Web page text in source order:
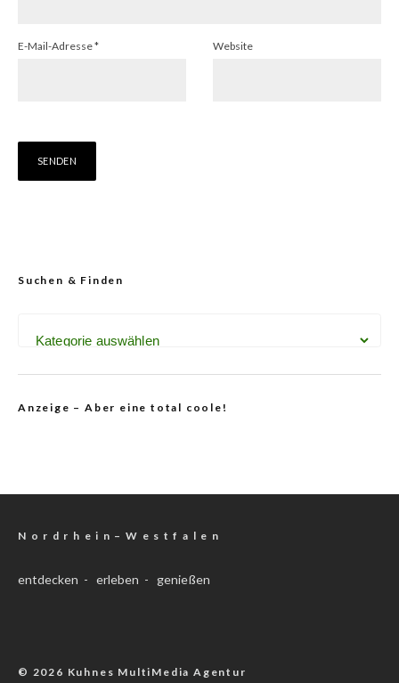
E-Mail-Adresse* Website
Suchen & Finden
Anzeige – Aber eine total coole!
N o r d r h e i n – W e s t f a l e n
entdecken - erleben - genießen
© 2026 Kuhnes MultiMedia Agentur